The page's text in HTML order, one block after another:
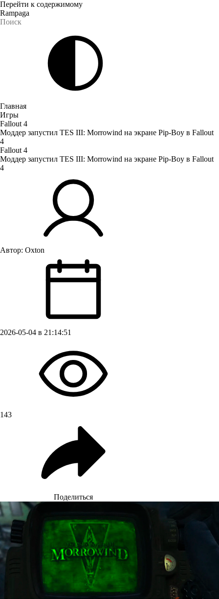
Перейти к содержимому
Rampaga
Главная
Игры
Fallout 4
Моддер запустил TES III: Morrowind на экране Pip-Boy в Fallout
4
Fallout 4
Моддер запустил TES III: Morrowind на экране Pip-Boy в Fallout
4
Автор: Oxton
2026-05-04 в 21:14:51
143
Поделиться